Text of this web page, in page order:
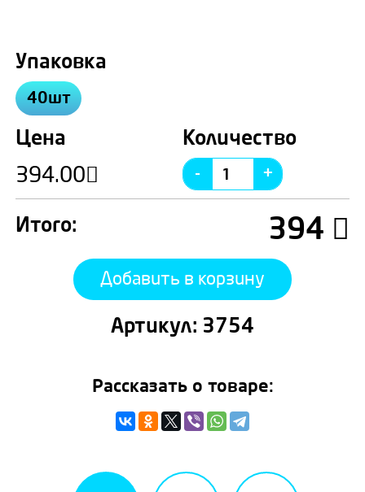
Упаковка
40шт
Цена
394.00
Количество
Итого: 394
Добавить в корзину
Артикул: 3754
Рассказать о товаре: